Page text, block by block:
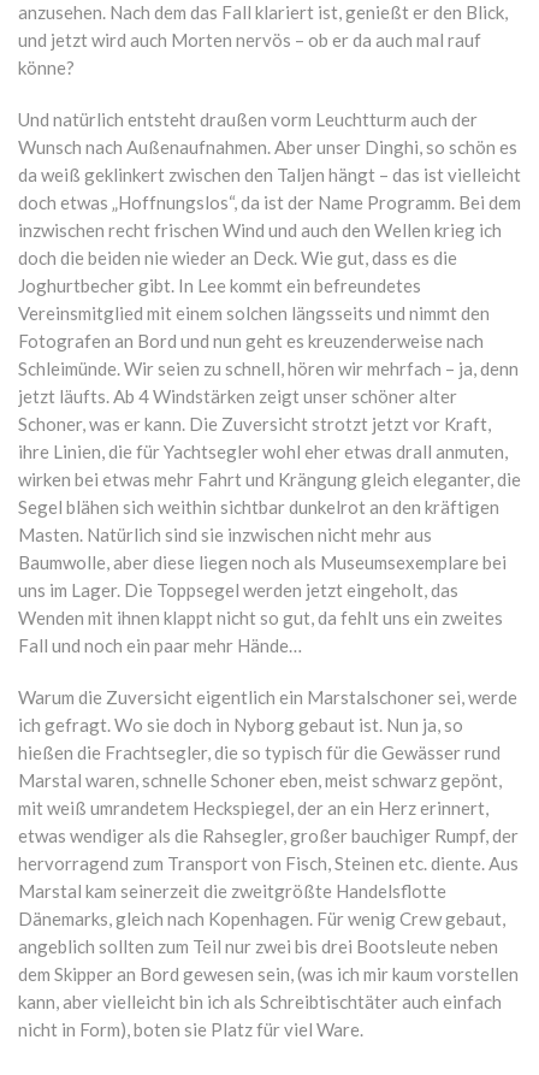
anzusehen. Nach dem das Fall klariert ist, genießt er den Blick,
und jetzt wird auch Morten nervös – ob er da auch mal rauf
könne?
Und natürlich entsteht draußen vorm Leuchtturm auch der
Wunsch nach Außenaufnahmen. Aber unser Dinghi, so schön es
da weiß geklinkert zwischen den Taljen hängt – das ist vielleicht
doch etwas „Hoffnungslos“, da ist der Name Programm. Bei dem
inzwischen recht frischen Wind und auch den Wellen krieg ich
doch die beiden nie wieder an Deck. Wie gut, dass es die
Joghurtbecher gibt. In Lee kommt ein befreundetes
Vereinsmitglied mit einem solchen längsseits und nimmt den
Fotografen an Bord und nun geht es kreuzenderweise nach
Schleimünde. Wir seien zu schnell, hören wir mehrfach – ja, denn
jetzt läufts. Ab 4 Windstärken zeigt unser schöner alter
Schoner, was er kann. Die Zuversicht strotzt jetzt vor Kraft,
ihre Linien, die für Yachtsegler wohl eher etwas drall anmuten,
wirken bei etwas mehr Fahrt und Krängung gleich eleganter, die
Segel blähen sich weithin sichtbar dunkelrot an den kräftigen
Masten. Natürlich sind sie inzwischen nicht mehr aus
Baumwolle, aber diese liegen noch als Museumsexemplare bei
uns im Lager. Die Toppsegel werden jetzt eingeholt, das
Wenden mit ihnen klappt nicht so gut, da fehlt uns ein zweites
Fall und noch ein paar mehr Hände…
Warum die Zuversicht eigentlich ein Marstalschoner sei, werde
ich gefragt. Wo sie doch in Nyborg gebaut ist. Nun ja, so
hießen die Frachtsegler, die so typisch für die Gewässer rund
Marstal waren, schnelle Schoner eben, meist schwarz gepönt,
mit weiß umrandetem Heckspiegel, der an ein Herz erinnert,
etwas wendiger als die Rahsegler, großer bauchiger Rumpf, der
hervorragend zum Transport von Fisch, Steinen etc. diente. Aus
Marstal kam seinerzeit die zweitgrößte Handelsflotte
Dänemarks, gleich nach Kopenhagen. Für wenig Crew gebaut,
angeblich sollten zum Teil nur zwei bis drei Bootsleute neben
dem Skipper an Bord gewesen sein, (was ich mir kaum vorstellen
kann, aber vielleicht bin ich als Schreibtischtäter auch einfach
nicht in Form), boten sie Platz für viel Ware.